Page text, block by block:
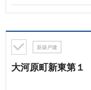
新築戸建
大河原町新東第１